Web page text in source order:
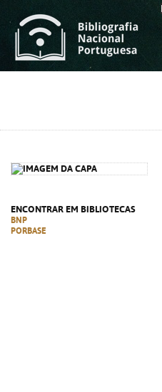
ENCONTRAR EM BIBLIOTECAS
BNP
PORBASE